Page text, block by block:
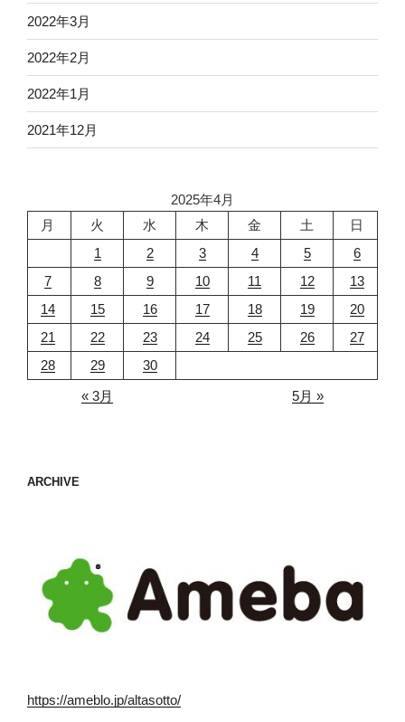
2022年3月
2022年2月
2022年1月
2021年12月
2025年4月
月
火 水 木 金 土
日
1
2 3 4 5
6
7
8 9 10 11 12
13
14
15 16 17 18 19
20
21
22 23 24 25 26
27
28
29
30
« 3月
5月 »
ARCHIVE
https://ameblo.jp/altasotto/